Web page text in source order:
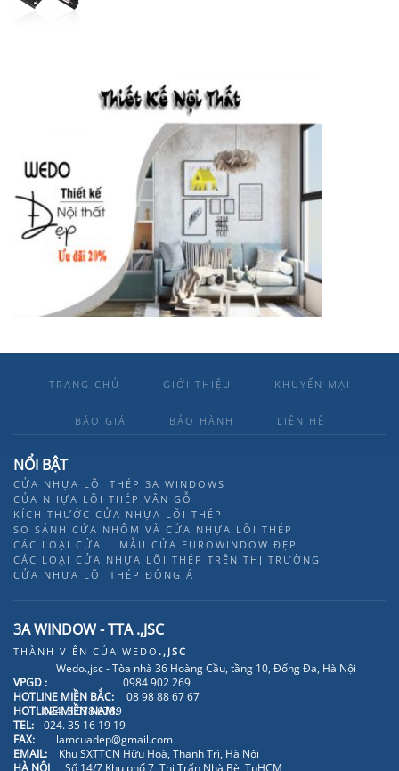
TRANG CHỦ GIỚI THIỆU KHUYẾN MẠI
BÁO GIÁ BẢO HÀNH LIÊN HỆ
NỔI BẬT
CỬA NHỰA LÕI THÉP 3A WINDOWS
CỦA NHỰA LÕI THÉP VÂN GỖ
KÍCH THƯỚC CỬA NHỰA LÕI THÉP
SO SÁNH CỬA NHÔM VÀ CỬA NHỰA LÕI THÉP
CÁC LOẠI CỬA
MẪU CỬA EUROWINDOW ĐẸP
CÁC LOẠI CỬA NHỰA LÕI THÉP TRÊN THỊ TRƯỜNG
CỬA NHỰA LÕI THÉP ĐÔNG Á
3A WINDOW - TTA .,JSC
THÀNH VIÊN CỦA WEDO .,JSC
VPGD :
Wedo.,jsc - Tòa nhà 36 Hoàng Cầu, tầng 10, Đống Đa, Hà Nội
HOTLINE MIỀN BẮC:
0984 902 269
HOTLINE MIỀN NAM:
08 98 88 67 67
TEL:
024. 3 678 6789
FAX:
024. 35 16 19 19
EMAIL:
lamcuadep@gmail.com
Khu SXTTCN Hữu Hoà, Thanh Trì, Hà Nội